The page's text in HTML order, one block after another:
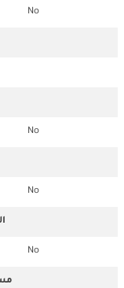
No
No
No
No